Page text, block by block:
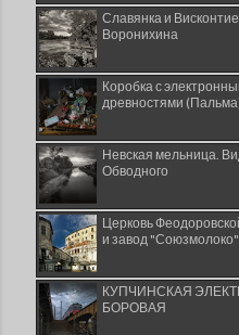
Славянка и
Воронихина
Коробка с
древностями
Невская мельница.
Обводного
Церковь
и завод "Союзмолоко"
КУПЧИНСКАЯ
БОРОВАЯ